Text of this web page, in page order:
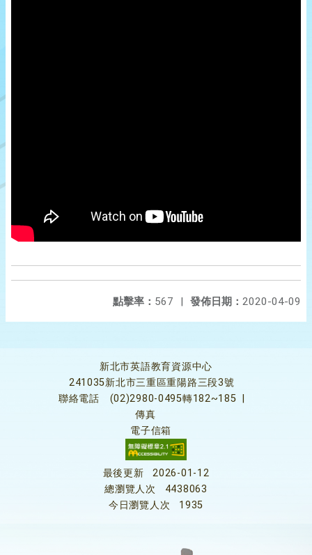
發佈日期： 2020-04-09
點擊率： 567 |
新北市英語教育資源中心
241035新北市三重區重陽路三段3號
聯絡電話
(02)2980-0495轉182~185
傳真
電子信箱
最後更新
2026-01-12
總瀏覽人次
4438063
今日瀏覽人次
1935